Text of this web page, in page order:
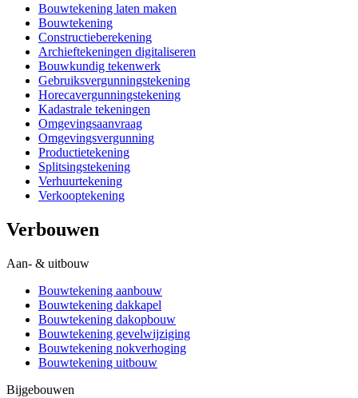
Bouwtekening laten maken
Bouwtekening
Constructieberekening
Archieftekeningen digitaliseren
Bouwkundig tekenwerk
Gebruiksvergunningstekening
Horecavergunningstekening
Kadastrale tekeningen
Omgevingsaanvraag
Omgevingsvergunning
Productietekening
Splitsingstekening
Verhuurtekening
Verkooptekening
Verbouwen
Aan- & uitbouw
Bouwtekening aanbouw
Bouwtekening dakkapel
Bouwtekening dakopbouw
Bouwtekening gevelwijziging
Bouwtekening nokverhoging
Bouwtekening uitbouw
Bijgebouwen